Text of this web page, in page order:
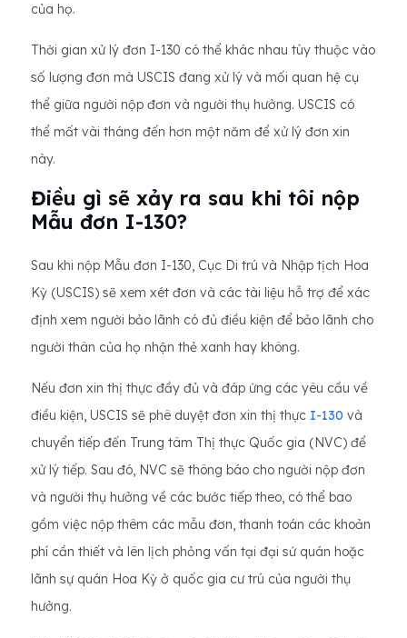
của họ.
Thời gian xử lý đơn I-130 có thể khác nhau tùy thuộc vào
số lượng đơn mà USCIS đang xử lý và mối quan hệ cụ
thể giữa người nộp đơn và người thụ hưởng. USCIS có
thể mất vài tháng đến hơn một năm để xử lý đơn xin
này.
Điều gì sẽ xảy ra sau khi tôi nộp
Mẫu đơn I-130?
Sau khi nộp Mẫu đơn I-130, Cục Di trú và Nhập tịch Hoa
Kỳ (USCIS) sẽ xem xét đơn và các tài liệu hỗ trợ để xác
định xem người bảo lãnh có đủ điều kiện để bảo lãnh cho
người thân của họ nhận thẻ xanh hay không.
Nếu đơn xin thị thực đầy đủ và đáp ứng các yêu cầu về
điều kiện, USCIS sẽ phê duyệt đơn xin thị thực I-130 và
chuyển tiếp đến Trung tâm Thị thực Quốc gia (NVC) để
xử lý tiếp. Sau đó, NVC sẽ thông báo cho người nộp đơn
và người thụ hưởng về các bước tiếp theo, có thể bao
gồm việc nộp thêm các mẫu đơn, thanh toán các khoản
phí cần thiết và lên lịch phỏng vấn tại đại sứ quán hoặc
lãnh sự quán Hoa Kỳ ở quốc gia cư trú của người thụ
hưởng.